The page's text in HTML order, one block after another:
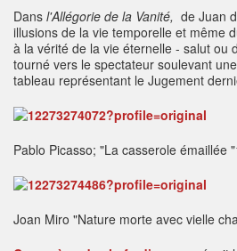
Dans l'Allégorie de la Vanité, de Juan
illusions de la vie temporelle et même
à la vérité de la vie éternelle - salut ou
tourné vers le spectateur soulevant
tableau représentant le Jugement
Pablo Picasso; "La casserole émaillée
Joan Miro "Nature morte avec vielle